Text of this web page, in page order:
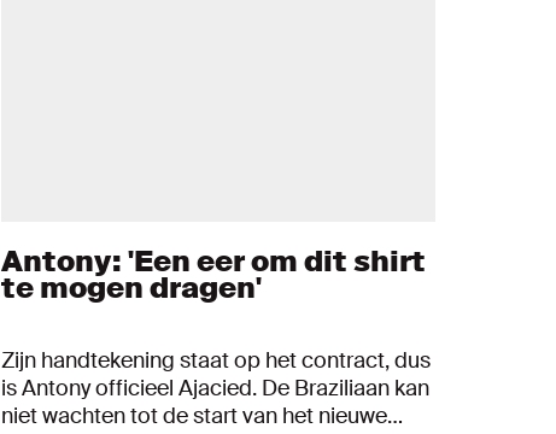
Antony: 'Een eer om dit shirt
te mogen dragen'
Zijn handtekening staat op het contract, dus
is Antony officieel Ajacied. De Braziliaan kan
niet wachten tot de start van het nieuwe